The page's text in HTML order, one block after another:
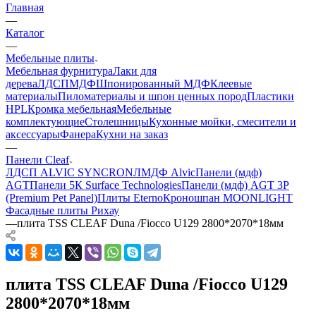
Главная
—
Каталог
—
Мебельные плиты
Мебельная фурнитураЛаки для
дереваЛДСПМДФШпонированный МДФКлеевые
материалыПиломатериалы и шпон ценных породПластики
HPLКромка мебельнаяМебельные
комплектующиеСтолешницыКухонные мойки, смесители и
аксессуарыФанераКухни на заказ
—
Панели Cleaf
ЛДСП ALVIC SYNCRONЛМДФ AlvicПанели (мдф)
AGTПанели 5К Surface TechnologiesПанели (мдф) AGT 3P
(Premium Pet Panel)Плиты EternoКроношпан MOONLIGHT
Фасадные плиты Рихау
—плита TSS CLEAF Duna /Fiocco U129 2800*2070*18мм
плита TSS CLEAF Duna /Fiocco U129
2800*2070*18мм